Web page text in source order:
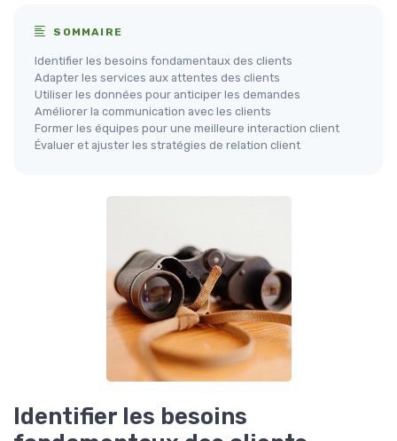
SOMMAIRE
Identifier les besoins fondamentaux des clients
Adapter les services aux attentes des clients
Utiliser les données pour anticiper les demandes
Améliorer la communication avec les clients
Former les équipes pour une meilleure interaction client
Évaluer et ajuster les stratégies de relation client
Identifier les besoins